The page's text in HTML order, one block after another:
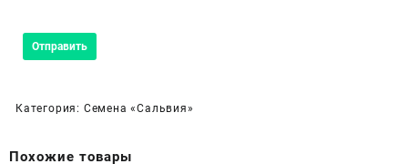
Категория: Семена «Сальвия»
Похожие товары